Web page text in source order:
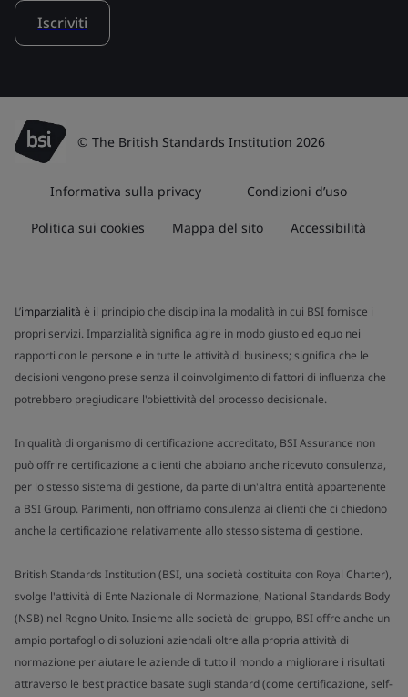
Iscriviti
© The British Standards Institution 2026
Informativa sulla privacy Condizioni d’uso
Politica sui cookies Mappa del sito Accessibilità
L’imparzialità è il principio che disciplina la modalità in cui BSI fornisce i
propri servizi. Imparzialità significa agire in modo giusto ed equo nei
rapporti con le persone e in tutte le attività di business; significa che le
decisioni vengono prese senza il coinvolgimento di fattori di influenza che
potrebbero pregiudicare l'obiettività del processo decisionale.
In qualità di organismo di certificazione accreditato, BSI Assurance non
può offrire certificazione a clienti che abbiano anche ricevuto consulenza,
per lo stesso sistema di gestione, da parte di un'altra entità appartenente
a BSI Group. Parimenti, non offriamo consulenza ai clienti che ci chiedono
anche la certificazione relativamente allo stesso sistema di gestione.
British Standards Institution (BSI, una società costituita con Royal Charter),
svolge l'attività di Ente Nazionale di Normazione, National Standards Body
(NSB) nel Regno Unito. Insieme alle società del gruppo, BSI offre anche un
ampio portafoglio di soluzioni aziendali oltre alla propria attività di
normazione per aiutare le aziende di tutto il mondo a migliorare i risultati
attraverso le best practice basate sugli standard (come certificazione, self-